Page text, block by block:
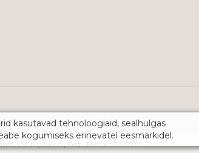
kasutavad tehnoloogiaid, sealhulgas
kogumiseks erinevatel eesmärkidel.
1, Võru, 65609, Eesti Telefon: 521 5970